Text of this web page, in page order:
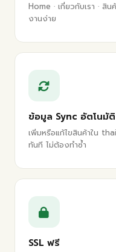
Home · เกี่ยวกับเรา · สิ
งานง่าย
ข้อมูล Sync อัตโนมัติ
เพิ่มหรือแก้ไขสินค้าใน
ทันที ไม่ต้องทำซ้ำ
SSL ฟรี